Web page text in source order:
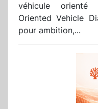
véhicule orienté
Oriented Vehicle
pour ambition,...